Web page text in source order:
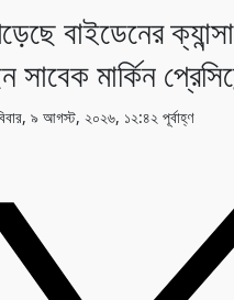
বাইডেনের
সাবেক মার্কিন
৯ আগস্ট, ২০২৬, ১২:৪২ পূর্বাহ্ণ